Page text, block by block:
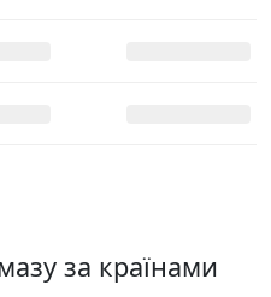
за країнами